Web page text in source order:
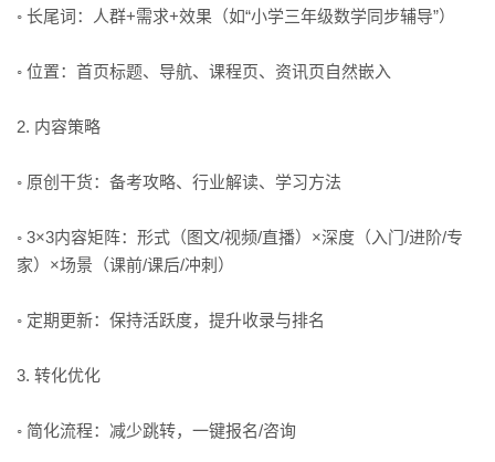
◦ 长尾词：人群+需求+效果（如“小学三年级数学同步辅导”）
◦ 位置：首页标题、导航、课程页、资讯页自然嵌入
2. 内容策略
◦ 原创干货：备考攻略、行业解读、学习方法
◦ 3×3内容矩阵：形式（图文/视频/直播）×深度（入门/进阶/专
家）×场景（课前/课后/冲刺）
◦ 定期更新：保持活跃度，提升收录与排名
3. 转化优化
◦ 简化流程：减少跳转，一键报名/咨询